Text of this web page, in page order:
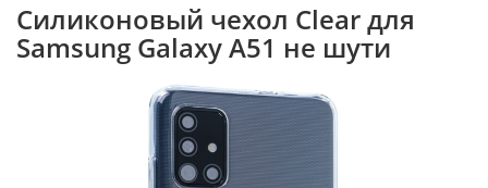
Силиконовый чехол Clear для
Samsung Galaxy A51 не шути